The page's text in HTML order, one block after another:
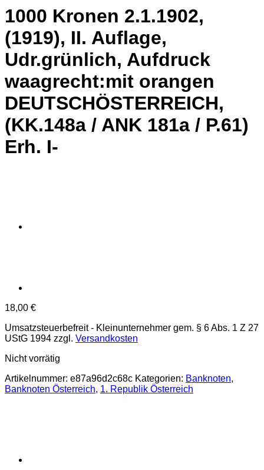
1000 Kronen 2.1.1902,
(1919), II. Auflage,
Udr.grünlich, Aufdruck
waagrecht:mit orangen
DEUTSCHÖSTERREICH,
(KK.148a / ANK 181a / P.61)
Erh. I-
18,00 €
Umsatzsteuerbefreit - Kleinunternehmer gem. § 6 Abs. 1 Z 27
UStG 1994 zzgl. Versandkosten
Nicht vorrätig
Artikelnummer: e87a96d2c68c Kategorien: Banknoten,
Banknoten Österreich, 1. Republik Österreich